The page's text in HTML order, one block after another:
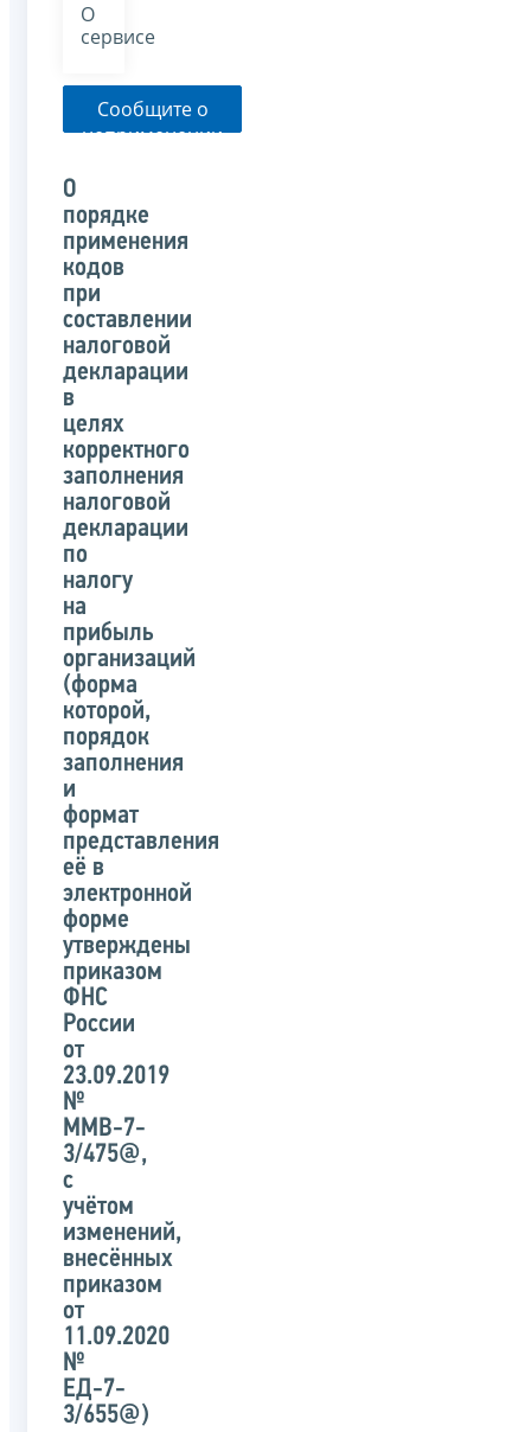
О
сервисе
Сообщите о
неприменении
указанного
письма
О
порядке
применения
кодов
при
составлении
налоговой
декларации
в
целях
корректного
заполнения
налоговой
декларации
по
налогу
на
прибыль
организаций
(форма
которой,
порядок
заполнения
и
формат
представления
её в
электронной
форме
утверждены
приказом
ФНС
России
от
23.09.2019
№
ММВ-7-
3/475@,
с
учётом
изменений,
внесённых
приказом
от
11.09.2020
№
ЕД-7-
3/655@)